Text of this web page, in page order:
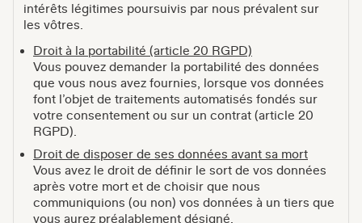
intérêts légitimes poursuivis par nous prévalent sur
les vôtres.
Droit à la portabilité (article 20 RGPD)
Vous pouvez demander la portabilité des données
que vous nous avez fournies, lorsque vos données
font l’objet de traitements automatisés fondés sur
votre consentement ou sur un contrat (article 20
RGPD).
Droit de disposer de ses données avant sa mort
Vous avez le droit de définir le sort de vos données
après votre mort et de choisir que nous
communiquions (ou non) vos données à un tiers que
vous aurez préalablement désigné.